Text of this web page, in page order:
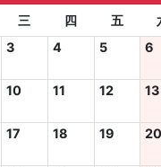
三 四 五
3 4 5 6
10 11 12 13
17 18 19